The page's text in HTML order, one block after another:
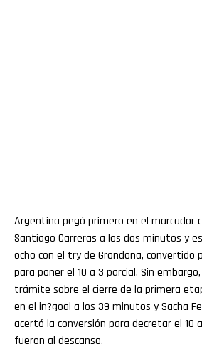
Argentina pegó primero en el marcador
Santiago Carreras a los dos minutos y
ocho con el try de Grondona,
para poner el 10 a 3 parcial. Sin
trámite sobre el cierre de la primera
en el in?goal a los 39 minutos y Sacha
acertó la conversión para decretar el 10
fueron al descanso.